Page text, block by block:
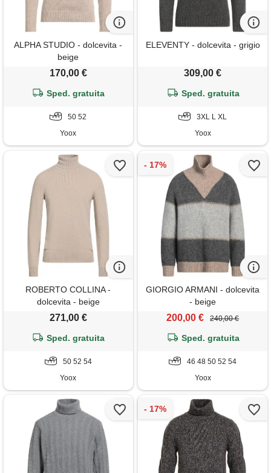
ALPHA STUDIO - dolcevita -
beige
170,00 €
Sped. gratuita
50 52
Yoox
ELEVENTY - dolcevita - grigio
309,00 €
Sped. gratuita
3XL L XL
Yoox
ROBERTO COLLINA -
dolcevita - beige
271,00 €
Sped. gratuita
50 52 54
Yoox
GIORGIO ARMANI - dolcevita
- beige
200,00 € 240,00 €
Sped. gratuita
46 48 50 52 54
Yoox